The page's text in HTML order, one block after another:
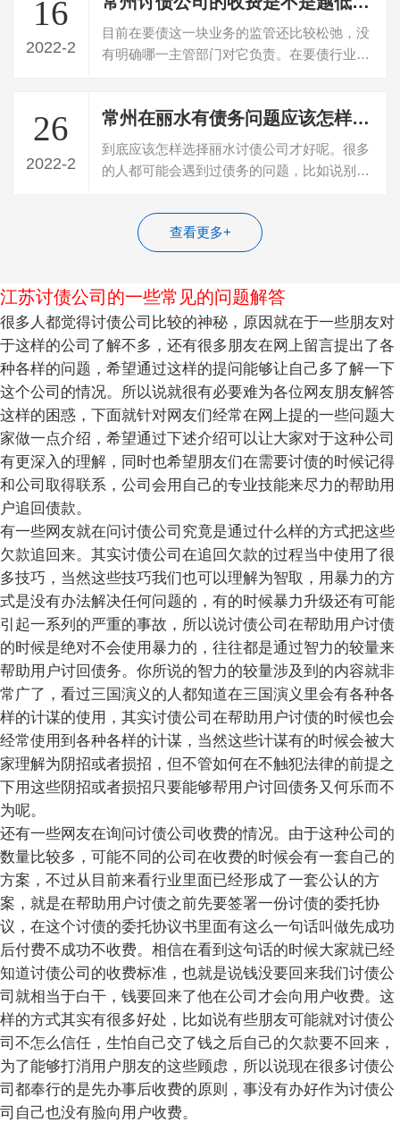
16
2022-2
目前在要债这一块业务的监管还比较松弛，没
有明确哪一主管部门对它负责。在要债行业的
26
2022-2
常州在丽水有债务问题应该怎样选择讨债公司
到底应该怎样选择丽水讨债公司才好呢。很多
的人都可能会遇到过债务的问题，比如说别人
查看更多+
江苏讨债公司的一些常见的问题解答
很多人都觉得讨债公司比较的神秘，原因就在于一些朋友对
于这样的公司了解不多，还有很多朋友在网上留言提出了各
种各样的问题，希望通过这样的提问能够让自己多了解一下
这个公司的情况。所以说就很有必要难为各位网友朋友解答
这样的困惑，下面就针对网友们经常在网上提的一些问题大
家做一点介绍，希望通过下述介绍可以让大家对于这种公司
有更深入的理解，同时也希望朋友们在需要讨债的时候记得
和公司取得联系，公司会用自己的专业技能来尽力的帮助用
户追回债款。
有一些网友就在问讨债公司究竟是通过什么样的方式把这些
欠款追回来。其实讨债公司在追回欠款的过程当中使用了很
多技巧，当然这些技巧我们也可以理解为智取，用暴力的方
式是没有办法解决任何问题的，有的时候暴力升级还有可能
引起一系列的严重的事故，所以说讨债公司在帮助用户讨债
的时候是绝对不会使用暴力的，往往都是通过智力的较量来
帮助用户讨回债务。你所说的智力的较量涉及到的内容就非
常广了，看过三国演义的人都知道在三国演义里会有各种各
样的计谋的使用，其实讨债公司在帮助用户讨债的时候也会
经常使用到各种各样的计谋，当然这些计谋有的时候会被大
家理解为阴招或者损招，但不管如何在不触犯法律的前提之
下用这些阴招或者损招只要能够帮用户讨回债务又何乐而不
为呢。
还有一些网友在询问讨债公司收费的情况。由于这种公司的
数量比较多，可能不同的公司在收费的时候会有一套自己的
方案，不过从目前来看行业里面已经形成了一套公认的方
案，就是在帮助用户讨债之前先要签署一份讨债的委托协
议，在这个讨债的委托协议书里面有这么一句话叫做先成功
后付费不成功不收费。相信在看到这句话的时候大家就已经
知道讨债公司的收费标准，也就是说钱没要回来我们讨债公
司就相当于白干，钱要回来了他在公司才会向用户收费。这
样的方式其实有很多好处，比如说有些朋友可能就对讨债公
司不怎么信任，生怕自己交了钱之后自己的欠款要不回来，
为了能够打消用户朋友的这些顾虑，所以说现在很多讨债公
司都奉行的是先办事后收费的原则，事没有办好作为讨债公
司自己也没有脸向用户收费。